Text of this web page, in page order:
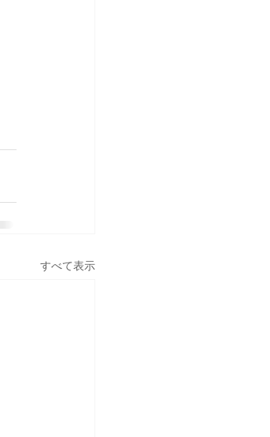
すべて表示